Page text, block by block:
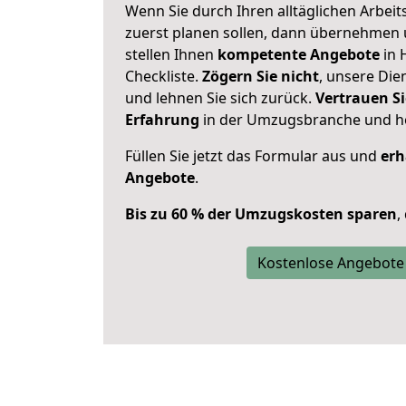
Wenn Sie durch Ihren alltäglichen
zuerst planen sollen, dann
stellen Ihnen kompetente Angebote in
Checkliste. Zögern Sie nicht, unsere
und lehnen Sie sich zurück. Vertrauen
Erfahrung in der Umzugsbranche und
Füllen Sie jetzt das Formular aus und
Angebote.
Bis zu 60 % der Umzugskosten sparen,
Kostenlose